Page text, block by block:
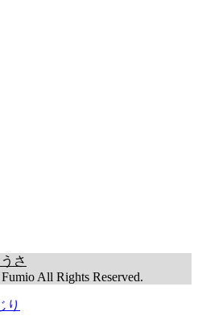
さ
All Rights Reserved.
り